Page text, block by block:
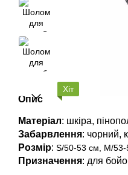
Хіт
Опис
Матеріал: шкіра,
Забарвлення: чорний,
Розмір: S/50-53 см, M/
Призначення: для